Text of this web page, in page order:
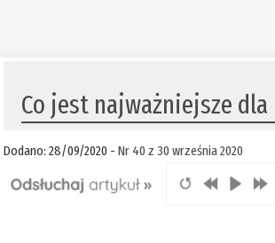
Co jest najważniejsze
Dodano: 28/09/2020 -Nr 40 z 30 września 2020